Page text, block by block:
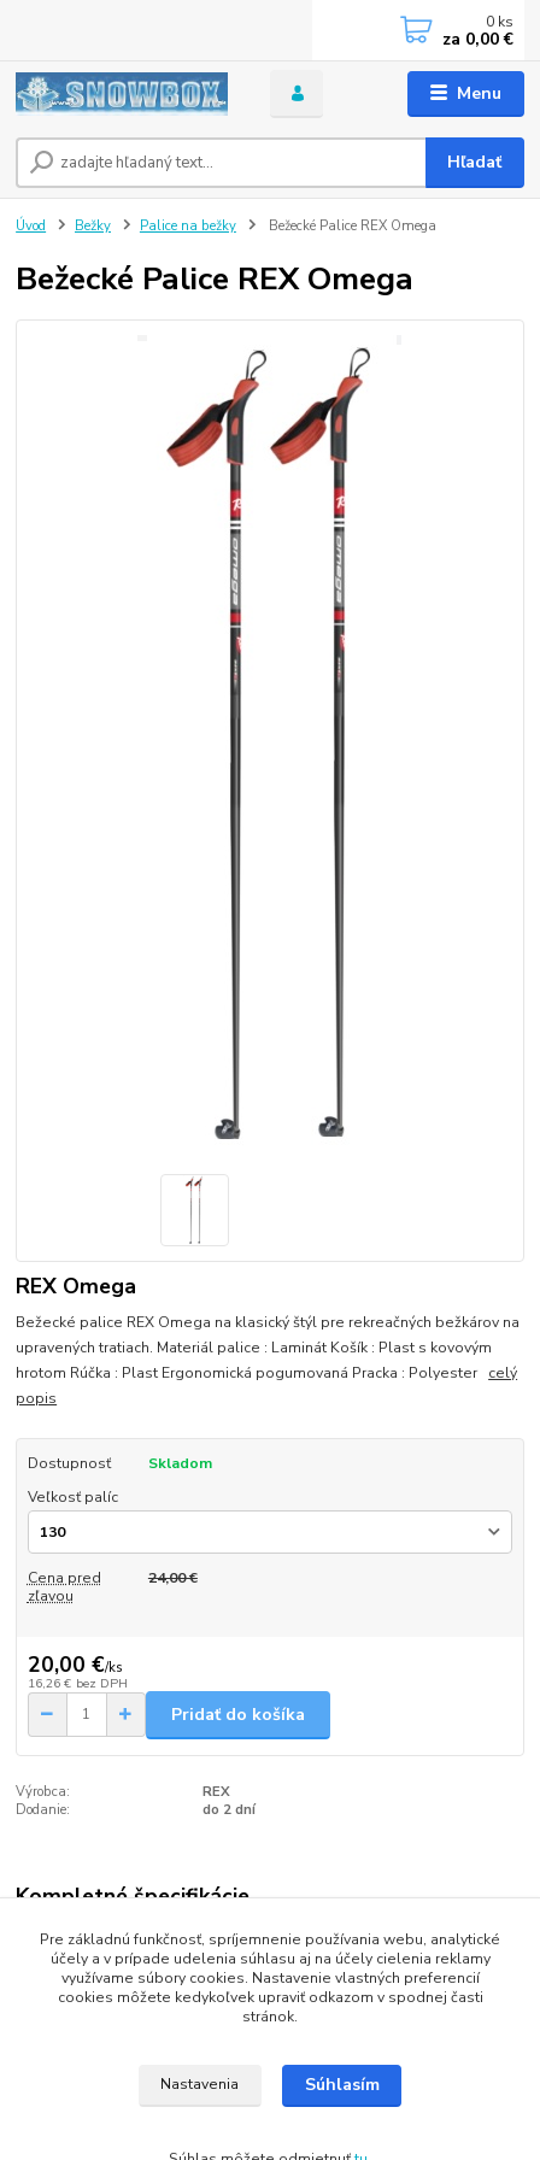
Menu
Hľadať
0 ks
za 0,00 €
Úvod Bežky Palice na bežky Bežecké Palice REX Omega
Bežecké Palice REX Omega
REX Omega
Bežecké palice REX Omega na klasický štýl pre rekreačných bežkárov na
upravených tratiach. Materiál palice : Laminát Košík : Plast s kovovým
hrotom Rúčka : Plast Ergonomická pogumovaná Pracka : Polyester celý
popis
Dostupnosť
Skladom
Veľkosť palíc
Cena pred
zľavou
24,00 €
20,00 €/ks
16,26 € bez DPH
Pridať do košíka
Výrobca:
REX
Dodanie:
do 2 dní
Kompletné špecifikácie
Bežecké palice REX Omega na klasický štýl pre rekreačných
bežkárov na upravených tratiach.
Materiál palice : Laminát
Rúčka : Plast Ergonomická pogumovaná
Pre základnú funkčnosť, spríjemnenie používania webu, analytické
účely a v prípade udelenia súhlasu aj na účely cielenia reklamy
využívame súbory cookies. Nastavenie vlastných preferencií
cookies môžete kedykoľvek upraviť odkazom v spodnej časti
stránok.
Nastavenia Súhlasím